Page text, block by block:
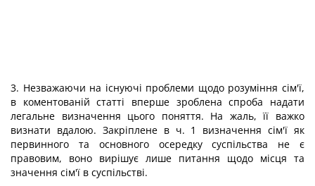
3. Незважаючи на існуючі проблеми щодо розуміння сім'ї,
в коментованій статті вперше зроблена спроба надати
легальне визначення цього поняття. На жаль, її важко
визнати вдалою. Закріплене в ч. 1 визначення сім'ї як
первинного та основного осередку суспільства не є
правовим, воно вирішує лише питання щодо місця та
значення сім'ї в суспільстві.